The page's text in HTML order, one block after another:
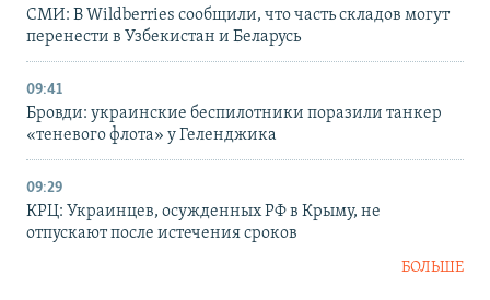
СМИ: В Wildberries сообщили, что часть складов могут
перенести в Узбекистан и Беларусь
09:41
Бровди: украинские беспилотники поразили танкер
«теневого флота» у Геленджика
09:29
КРЦ: Украинцев, осужденных РФ в Крыму, не
отпускают после истечения сроков
БОЛЬШЕ